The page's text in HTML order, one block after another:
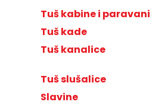
Tuš kabine i paravani
Tuš kade
Tuš kanalice
Tuš slušalice
Slavine